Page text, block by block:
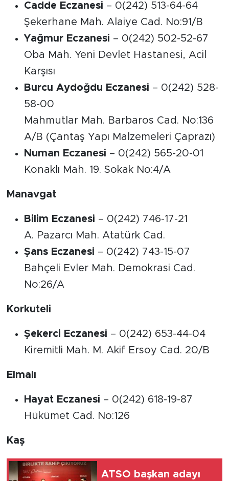
Cadde Eczanesi – 0(242) 513-64-64
Şekerhane Mah. Alaiye Cad. No:91/B
Yağmur Eczanesi – 0(242) 502-52-67
Oba Mah. Yeni Devlet Hastanesi, Acil
Karşısı
Burcu Aydoğdu Eczanesi – 0(242) 528-
58-00
Mahmutlar Mah. Barbaros Cad. No:136
A/B (Çantaş Yapı Malzemeleri Çaprazı)
Numan Eczanesi – 0(242) 565-20-01
Konaklı Mah. 19. Sokak No:4/A
Manavgat
Bilim Eczanesi – 0(242) 746-17-21
A. Pazarcı Mah. Atatürk Cad.
Şans Eczanesi – 0(242) 743-15-07
Bahçeli Evler Mah. Demokrasi Cad.
No:26/A
Korkuteli
Şekerci Eczanesi – 0(242) 653-44-04
Kiremitli Mah. M. Akif Ersoy Cad. 20/B
Elmalı
Hayat Eczanesi – 0(242) 618-19-87
Hükümet Cad. No:126
Kaş
ATSO başkan adayı